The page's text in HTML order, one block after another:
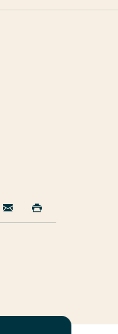
Deel
Email
deze deze